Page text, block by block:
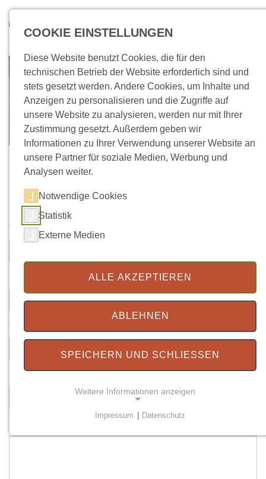
Direkt zum Inhalt
Kontaktformular
Vorname
Telefonnummer
COOKIE EINSTELLUNGEN
Diese Website benutzt Cookies, die für den
technischen Betrieb der Website erforderlich sind und
stets gesetzt werden. Andere Cookies, um Inhalte und
Anzeigen zu personalisieren und die Zugriffe auf
unsere Website zu analysieren, werden nur mit Ihrer
Zustimmung gesetzt. Außerdem geben wir
Informationen zu Ihrer Verwendung unserer Website an
unsere Partner für soziale Medien, Werbung und
Analysen weiter.
Notwendige Cookies
Statistik
Externe Medien
ALLE AKZEPTIEREN
ABLEHNEN
SPEICHERN UND SCHLIESSEN
Weitere Informationen anzeigen
Impressum Datenschutz